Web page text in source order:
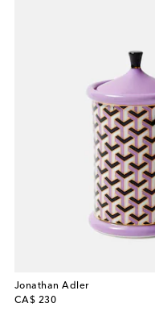
Jonathan Adler
CA$ 230
original price